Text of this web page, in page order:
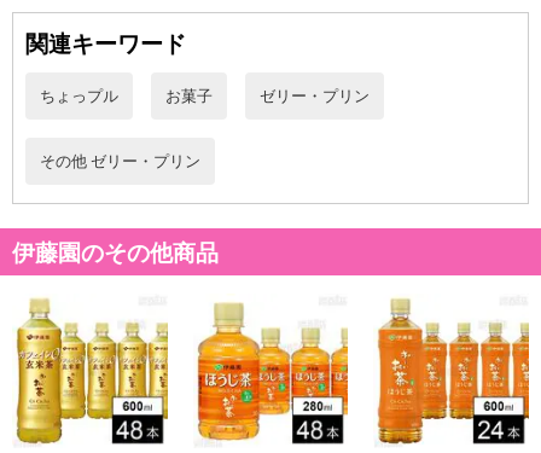
ます。
※会員様のご都合でお受取りいただけない場合、商品の再発送や返
また、お届け日時のご指定は、お受けできません。宅配業者からの
※発送予定日は前後する場合がございます。また商品によって発送
※dショッピングサンプル百貨店よりお届けする商品は、ご利用いた
だいた後のご感想をいただくことを目的としており、転売等は固く
禁じます。
転売等、目的以外での利用が確認された場合は、サービス利用を停
止させていただきます。
発送日カレンダー
関連キーワード
ちょっプル お菓子 ゼリー・プリン
その他 ゼリー・プリン
伊藤園のその他商品